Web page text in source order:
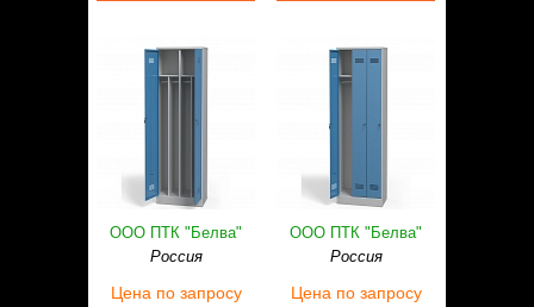
ООО ПТК "Белва"
Россия
Цена по запросу
ООО ПТК "Белва"
Россия
Цена по запросу